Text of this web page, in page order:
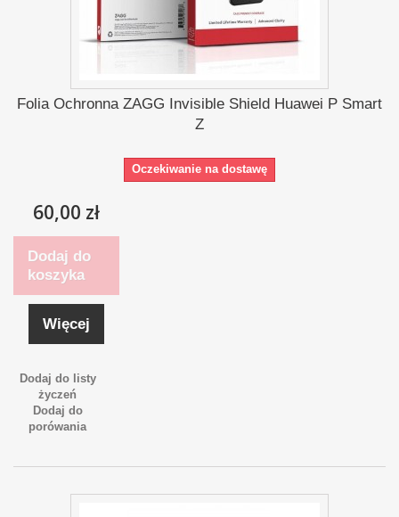
Folia Ochronna ZAGG Invisible Shield Huawei P Smart
Z
Oczekiwanie na dostawę
60,00 zł
Dodaj do
koszyka
Więcej
Dodaj do listy
życzeń
Dodaj do
porówania